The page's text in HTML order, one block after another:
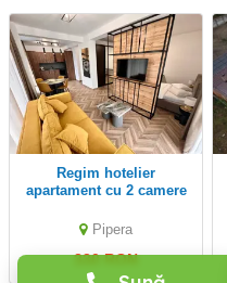
Regim hotelier
apartament cu 2 camere
Pipera!
Pipera
330 RON